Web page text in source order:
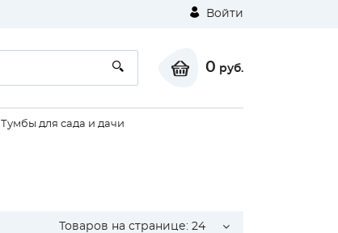
Войти
0 руб.
Тумбы для сада и дачи
Товаров на странице: 24